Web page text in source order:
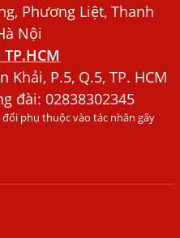
Đỏ Khắp Người, Sau Ba
Cách Điều Trị
KHẮP NGƯỜI, ĐI KHÁM
THỨC ĂN
TRÙNG DO THÓI QUEN
Phương Liệt, Thanh
Nội
Khải, P.5, Q.5, TP. HCM
đài: 02838302345
phụ thuộc vào tác nhân gây